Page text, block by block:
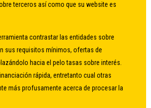
terceros así­ como que su website es
contrastar las entidades sobre
sus requisitos mínimos, ofertas de
hacia el pelo tasas sobre interés.
rápida, entretanto cual otras
más profusamente acerca de procesar la